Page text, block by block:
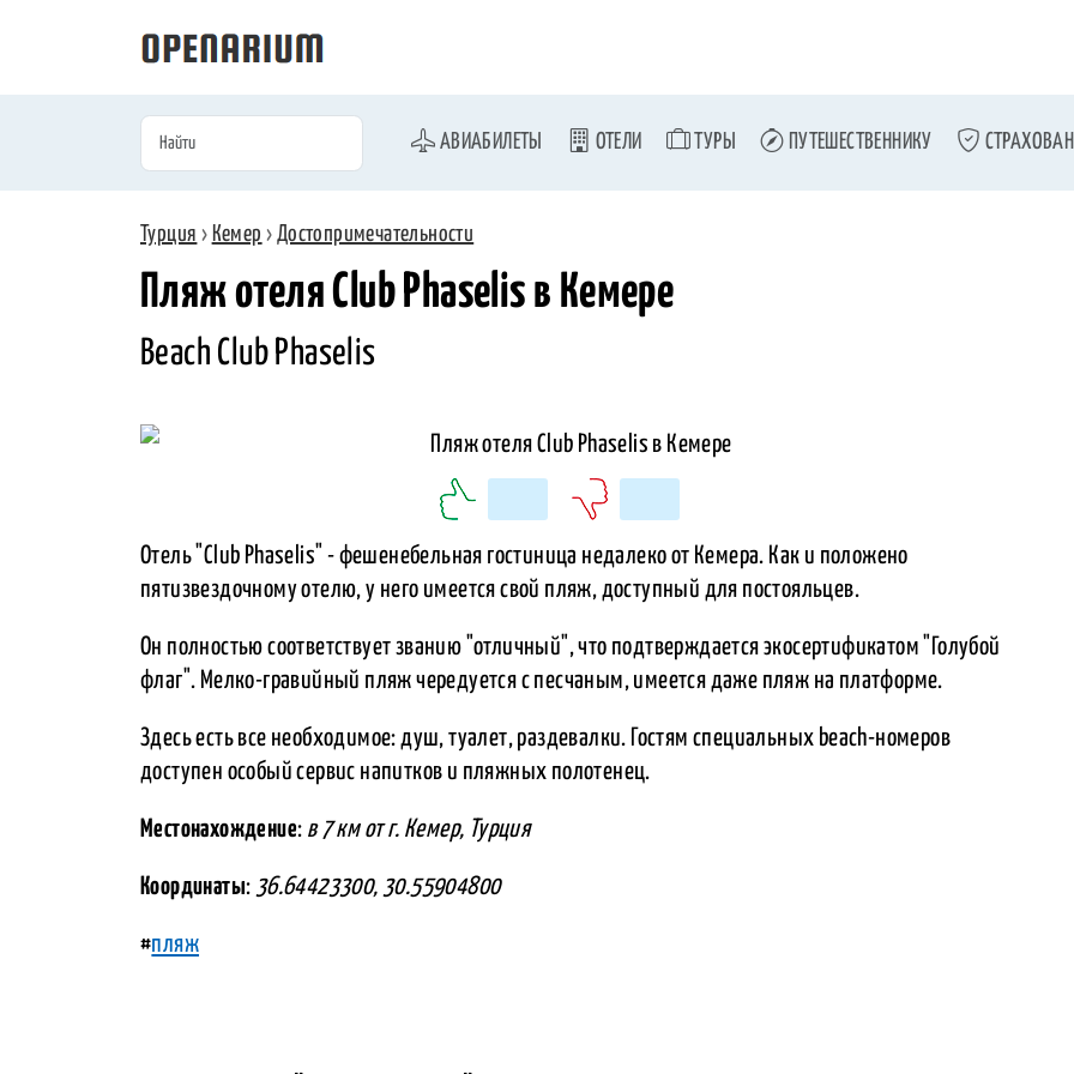
АВИАБИЛЕТЫ ОТЕЛИ ТУРЫ ПУТЕШЕСТВЕННИКУ
Турция › Кемер › Достопримечательности
Пляж отеля Club Phaselis в Кемере
Beach Club Phaselis
Отель "Club Phaselis" - фешенебельная гостиница недалеко от Кемера. Как и положено
пятизвездочному отелю, у него имеется свой пляж, доступный для постояльцев.
Он полностью соответствует званию "отличный", что подтверждается экосертификатом "Голубой
флаг". Мелко-гравийный пляж чередуется с песчаным, имеется даже пляж на платформе.
Здесь есть все необходимое: душ, туалет, раздевалки. Гостям специальных beach-номеров
доступен особый сервис напитков и пляжных полотенец.
Местонахождение: в 7 км от г. Кемер, Турция
Координаты: 36.64423300, 30.55904800
#пляж